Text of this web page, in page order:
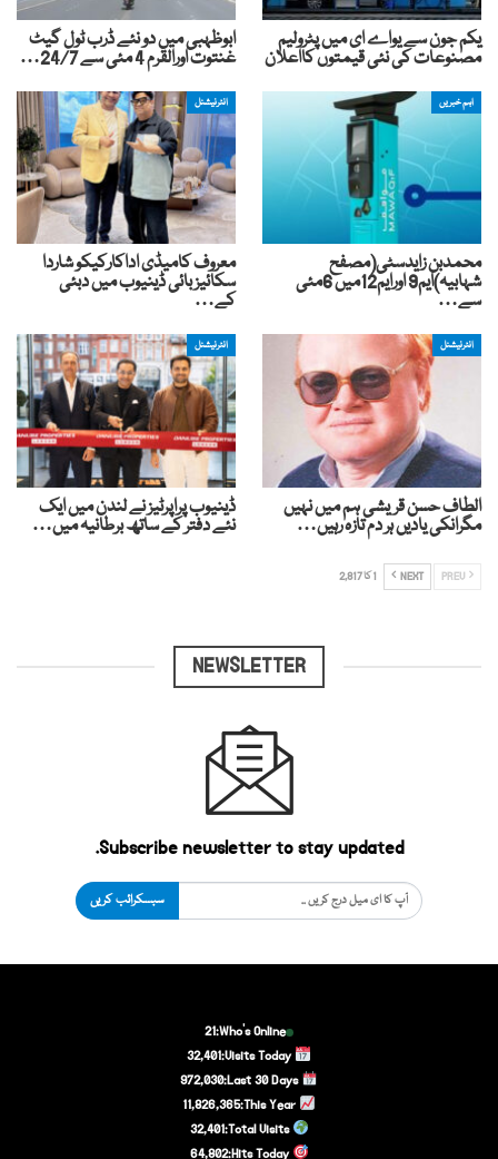
یکم جون سے یواے ای میں پٹرولیم
مصنوعات کی نئی قیمتوں کااعلان
ابوظہبی میں دو نئے ڈرب ٹول گیٹ
غنتوت اورالقرم 4 مئی سے 24/7…
اہم خبریں
محمدبن زایدسٹی(مصفح
شہابیہ)ایم9 اورایم12میں 6مئی
سے…
انٹرنیشنل
معروف کامیڈی اداکارکیکو شاردا
سکائیز بائی ڈینیوب میں دبئی
کے…
انٹرنیشنل
الطاف حسن قریشی ہم میں نہیں
مگرانکی یادیں ہر دم تازہ رہیں…
انٹرنیشنل
ڈینیوب پراپرٹیز نے لندن میں ایک
نئے دفتر کے ساتھ برطانیہ میں…
NEXT 1 کا 2,817
NEWSLETTER
Subscribe newsletter to stay updated.
سبسکرائب کریں
Who's Online:
21
Visits Today:
32,401
Last 30 Days:
972,030
11,826,365
Total Visits:
32,401
Hits Today:
64,802